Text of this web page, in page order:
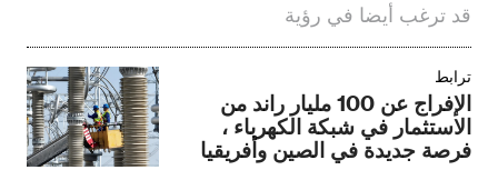
قد ترغب أيضا في رؤية
ترابط
الإفراج عن 100 مليار راند من
الاستثمار في شبكة الكهرباء ،
فرصة جديدة في الصين وأفريقيا